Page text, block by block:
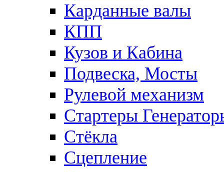
Карданные валы
КПП
Кузов и Кабина
Подвеска, Мосты
Рулевой механизм
Стартеры
Стёкла
Сцепление